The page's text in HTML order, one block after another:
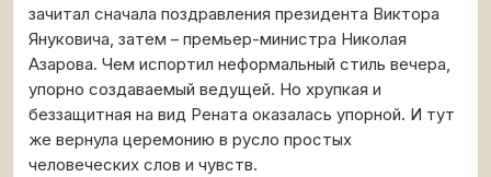
зачитал сначала поздравления президента Виктора
Януковича, затем – премьер-министра Николая
Азарова. Чем испортил неформальный стиль вечера,
упорно создаваемый ведущей. Но хрупкая и
беззащитная на вид Рената оказалась упорной. И тут
же вернула церемонию в русло простых
человеческих слов и чувств.